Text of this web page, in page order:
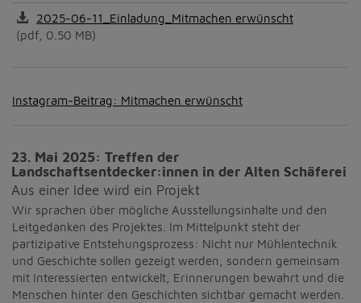
2025-06-11_Einladung_Mitmachen erwünscht
(pdf, 0.50 MB)
Instagram-Beitrag: Mitmachen erwünscht
23. Mai 2025: Treffen der
Landschaftsentdecker:innen in der Alten Schäferei
Aus einer Idee wird ein Projekt
Wir sprachen über mögliche Ausstellungsinhalte und den
Leitgedanken des Projektes. Im Mittelpunkt steht der
partizipative Entstehungsprozess: Nicht nur Mühlentechnik
und Geschichte sollen gezeigt werden, sondern gemeinsam
mit Interessierten entwickelt, Erinnerungen bewahrt und die
Menschen hinter den Geschichten sichtbar gemacht werden.